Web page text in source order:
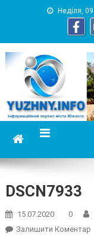
Неділя,
DSCN7933
15.07.2020 0
Залишити Коментар